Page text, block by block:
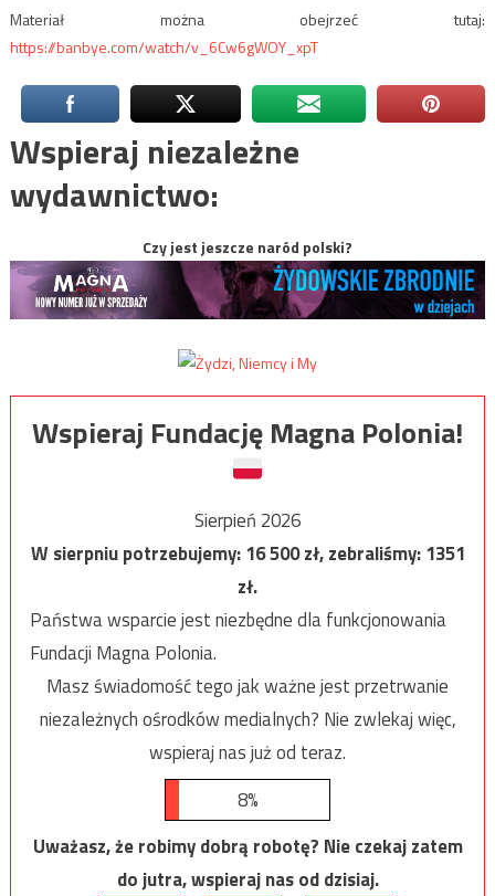
Materiał można obejrzeć tutaj:
https://banbye.com/watch/v_6Cw6gWOY_xpT
Wspieraj niezależne
wydawnictwo:
Czy jest jeszcze naród polski?
Wspieraj Fundację Magna Polonia!
Sierpień 2026
W sierpniu potrzebujemy:16 500zł, zebraliśmy:1351
zł.
Państwa wsparcie jest niezbędne dla funkcjonowania
Fundacji Magna Polonia.
Masz świadomość tego jak ważne jest przetrwanie
niezależnych ośrodków medialnych? Nie zwlekaj więc,
wspieraj nas już od teraz.
8%
Uważasz, że robimy dobrą robotę? Nie czekaj zatem
do jutra, wspieraj nas od dzisiaj.